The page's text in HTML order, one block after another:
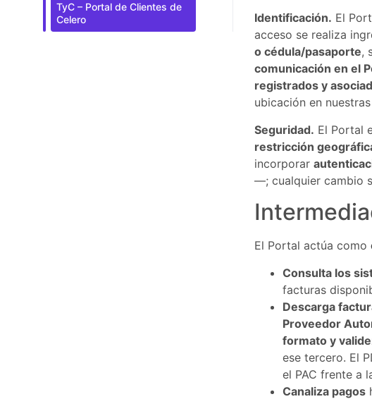
TyC – Portal de Clientes de
Celero
Identificación. El
acceso se realiza
o cédula/pasaporte,
comunicación en el
registrados y
ubicación en
Seguridad. El Portal
restricción
incorporar
—; cualquier cambio
El Portal actúa como
Consulta los
facturas
Descarga
Proveedor
formato y
ese tercero. El
el PAC frente a
Canaliza pagos